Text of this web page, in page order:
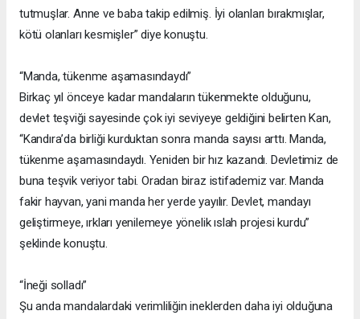
tutmuşlar. Anne ve baba takip edilmiş. İyi olanları bırakmışlar,
kötü olanları kesmişler” diye konuştu.
“Manda, tükenme aşamasındaydı”
Birkaç yıl önceye kadar mandaların tükenmekte olduğunu,
devlet teşviği sayesinde çok iyi seviyeye geldiğini belirten Kan,
“Kandıra’da birliği kurduktan sonra manda sayısı arttı. Manda,
tükenme aşamasındaydı. Yeniden bir hız kazandı. Devletimiz de
buna teşvik veriyor tabi. Oradan biraz istifademiz var. Manda
fakir hayvan, yani manda her yerde yayılır. Devlet, mandayı
geliştirmeye, ırkları yenilemeye yönelik ıslah projesi kurdu”
şeklinde konuştu.
“İneği solladı”
Şu anda mandalardaki verimliliğin ineklerden daha iyi olduğuna